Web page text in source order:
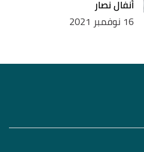
أنفال نصار
16 نوفمبر 2021